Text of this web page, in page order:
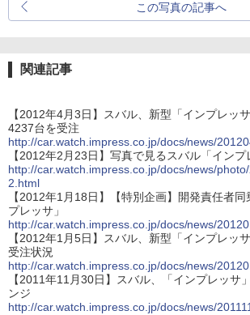
この写真の記事へ
関連記事
【2012年4月3日】スバル、新型「インプレッ
4237台を受注
http://car.watch.impress.co.jp/docs/news/
【2012年2月23日】写真で見るスバル「インプ
http://car.watch.impress.co.jp/docs/news/
2.html
【2012年1月18日】【特別企画】開発責任者
プレッサ」
http://car.watch.impress.co.jp/docs/news/
【2012年1月5日】スバル、新型「インプレッ
受注状況
http://car.watch.impress.co.jp/docs/news/
【2011年11月30日】スバル、「インプレッサ
ンジ
http://car.watch.impress.co.jp/docs/news/